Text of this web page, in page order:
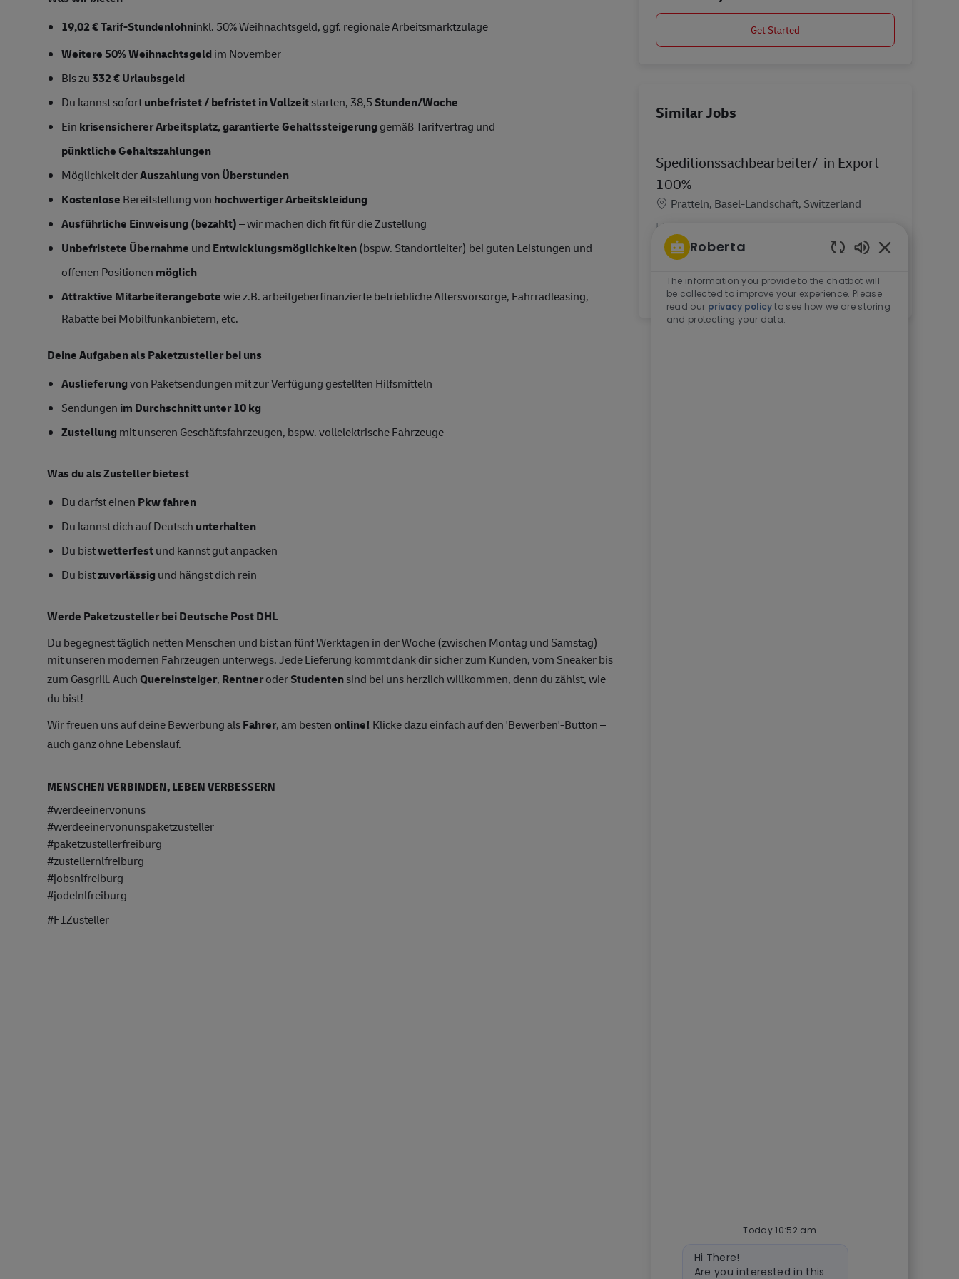
19,02€ Tarif-Stundenlohninkl. 50% Weihnachtsgeld, ggf. regionale Arbeitsmarktzulage
Weitere 50% Weihnachtsgeldim November
Bis zu332 € Urlaubsgeld
Du kannst sofortunbefristet / befristet in Vollzeitstarten, 38,5Stunden/Woche
Ein krisensicherer Arbeitsplatz, garantierte Gehaltssteigerung gemäß Tarifvertrag und
pünktliche Gehaltszahlungen
Möglichkeit derAuszahlung von Überstunden
Kostenlose Bereitstellung von hochwertiger Arbeitskleidung
Ausführliche Einweisung (bezahlt)– wir machen dich fit für die Zustellung
Unbefristete Übernahme und Entwicklungsmöglichkeiten(bspw. Standortleiter) bei guten Leistungen und
offenen Positionen möglich
Attraktive Mitarbeiterangebotewie z.B. arbeitgeberfinanzierte betriebliche Altersvorsorge, Fahrradleasing,
Rabatte bei Mobilfunkanbietern, etc.
Deine Aufgaben als Paketzusteller bei uns
Auslieferungvon Paketsendungen mit zur Verfügung gestellten Hilfsmitteln
Sendungen im Durchschnitt unter 10 kg
Zustellung mit unseren Geschäftsfahrzeugen, bspw. vollelektrische Fahrzeuge
Was du als Zusteller bietest
Du darfst einen Pkw fahren
Du kannst dich auf Deutsch unterhalten
Du bistwetterfestund kannst gut anpacken
Du bistzuverlässig und hängst dich rein
Werde Paketzusteller bei Deutsche Post DHL
Du begegnest täglich netten Menschen und bist an fünf Werktagen in der Woche (zwischen Montag und Samstag)
mit unseren modernen Fahrzeugen unterwegs. Jede Lieferung kommt dank dir sicher zum Kunden, vom Sneaker bis
zum Gasgrill. AuchQuereinsteiger, RentneroderStudentensind bei uns herzlich willkommen, denn du zählst, wie
du bist!
Wir freuen uns auf deine Bewerbung alsFahrer, am bestenonline! Klicke dazu einfach auf den 'Bewerben'-Button –
auch ganz ohne Lebenslauf.
MENSCHEN VERBINDEN, LEBEN VERBESSERN
#werdeeinervonuns
#werdeeinervonunspaketzusteller
#paketzustellerfreiburg
#zustellernlfreiburg
#jobsnlfreiburg
#jodelnlfreiburg
#F1Zusteller
Get Started
Similar Jobs
Speditionssachbearbeiter/-in Export -
100%
Location
Pratteln, Basel-Landschaft, Switzerland
Flexibel, individuell, erstklassig? Genau wie Sie?
DHL Freight bietet nationale und internationale
Transportlösungen für Stückgutsendungen, Teil-
und Komplettladungen in Europa. Wir bewegen
Güter a...
Roberta
The information you provide to the chatbot will
be collected to improve your experience. Please
read our privacy policyto see how we are storing
and protecting your data.
Today 10:52 am
Bot message
Hi There!
Are you interested in this